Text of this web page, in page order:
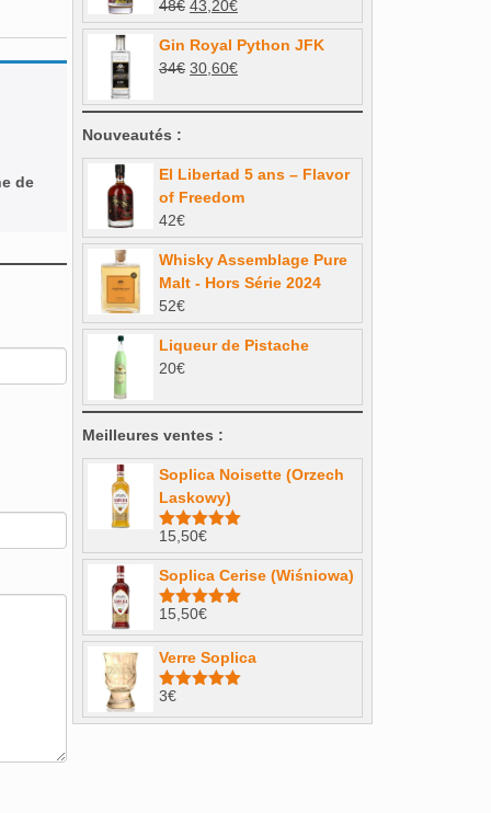
de
48€ Le
prix
initial
était :
43,20€Le
prix
actuel
est :
Gin Royal Python JFK
34€ Le
initial
34€.
30,60€Le
actuel
30,60€.
Nouveautés :
El Libertad 5 ans – Flavor
of Freedom
42€
Whisky Assemblage Pure
Malt - Hors Série 2024
52€
Liqueur de Pistache
20€
Meilleures ventes :
Soplica Noisette (Orzech
Laskowy)
Note4.98
sur 5
15,50€
Soplica Cerise (Wiśniowa)
Note5.00
sur 5
15,50€
Verre Soplica
Note
sur 5
3€